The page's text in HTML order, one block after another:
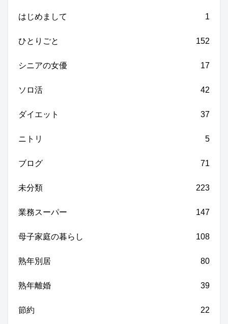
はじめまして 1
ひとりごと 152
シニアの女優 17
ソロ活 42
ダイエット 37
ニトリ 5
ブログ 71
未分類 223
業務スーパー 147
母子家庭の暮らし 108
熟年別居 80
熟年離婚 39
節約 22